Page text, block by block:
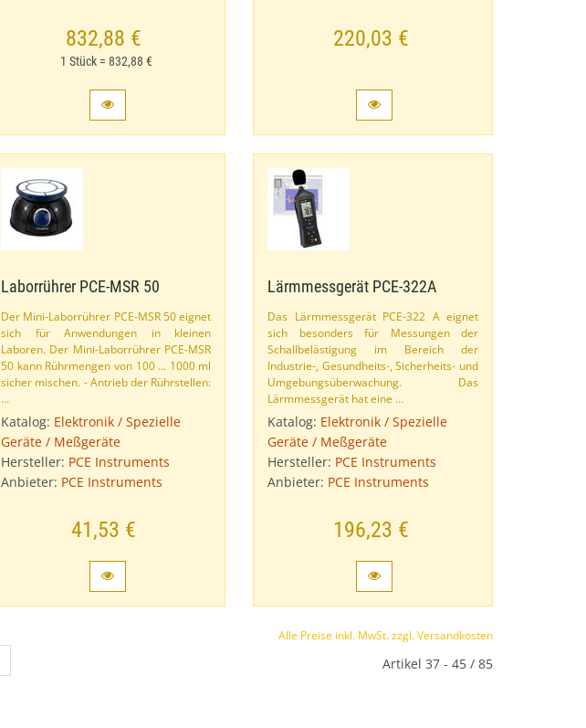
832,88 €
1 Stück = 832,88 €
220,03 €
Laborrührer PCE-​MSR 50
Der Mini-​Laborrührer PCE-​MSR 50 eignet
sich für Anwendungen in kleinen
Laboren. Der Mini-​Laborrührer PCE-​MSR
50 kann Rührmengen von 100 ..​. 1000 ml
sicher mischen. - Antrieb der Rührstellen:
…
Katalog: Elektronik / Spezielle
Geräte / Meßgeräte
Hersteller: PCE Instruments
Anbieter: PCE Instruments
41,53 €
Lärmmessgerät PCE-​322A
Das Lärmmessgerät PCE-​322 A eignet
sich besonders für Messungen der
Schallbelästigung im Bereich der
Industrie-​, Gesundheits-​, Sicherheits- und
Umgebungsüberwachung. Das
Lärmmessgerät hat eine …
Katalog: Elektronik / Spezielle
Geräte / Meßgeräte
Hersteller: PCE Instruments
Anbieter: PCE Instruments
196,23 €
Alle Preise inkl. MwSt. zzgl. Versandkosten
Artikel 37 - 45 / 85